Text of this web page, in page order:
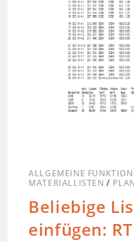
ALLGEMEINE
MATERIALLISTEN / PLAN
Beliebige
einfügen: